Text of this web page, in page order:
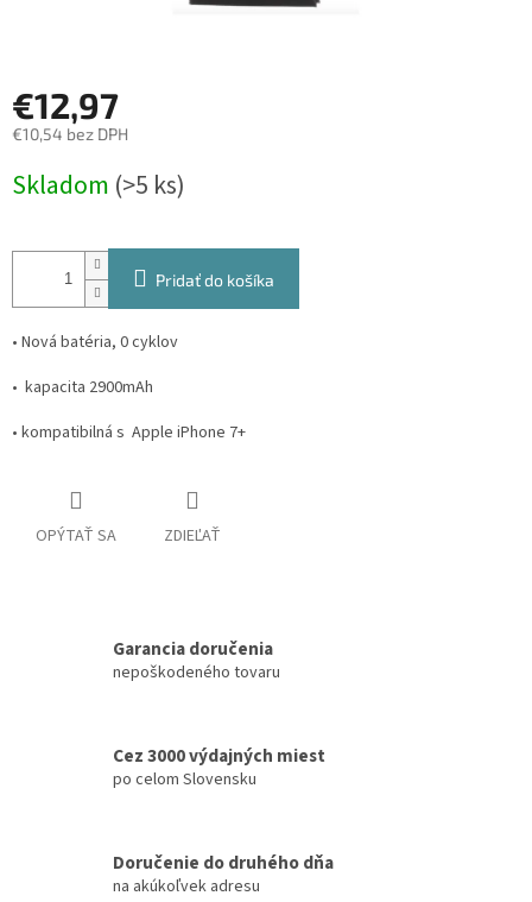
€12,97
€10,54 bez DPH
cena:
Skladom (>5 ks)
Pridať do košíka
• Nová batéria, 0 cyklov
• kapacita 2900mAh
• kompatibilná s Apple iPhone 7+
OPÝTAŤ SA ZDIEĽAŤ
Garancia doručenia
nepoškodeného tovaru
Cez 3000 výdajných miest
po celom Slovensku
Doručenie do druhého dňa
na akúkoľvek adresu